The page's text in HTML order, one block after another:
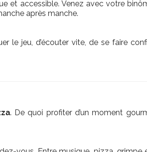
et accessible. Venez avec votre
après manche.
le jeu, d’écouter vite, de se faire
. De quoi profiter d’un moment